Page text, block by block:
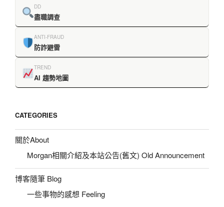
DD
盡職調查
ANTI-FRAUD
防詐避雷
TREND
AI 趨勢地圖
CATEGORIES
關於About
Morgan相關介紹及本站公告(舊文) Old Announcement
博客隨筆 Blog
一些事物的感想 Feeling